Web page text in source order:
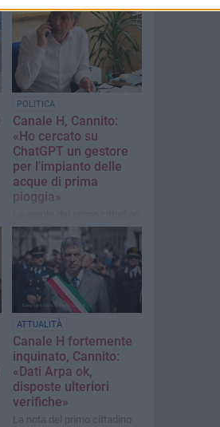
POLITICA
Canale H, Cannito:
«Ho cercato su
ChatGPT un gestore
per l'impianto delle
acque di prima
pioggia»
in consiglio comunale
ATTUALITÀ
Canale H fortemente
inquinato, Cannito:
«Dati Arpa ok,
disposte ulteriori
verifiche»
La nota del primo cittadino